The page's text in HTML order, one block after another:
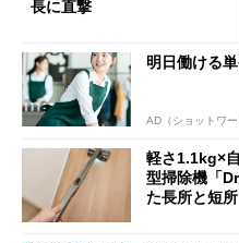
長に直撃
明日働ける
AD（ショットワー
軽さ1.1kg×
型掃除機「
た長所と短所